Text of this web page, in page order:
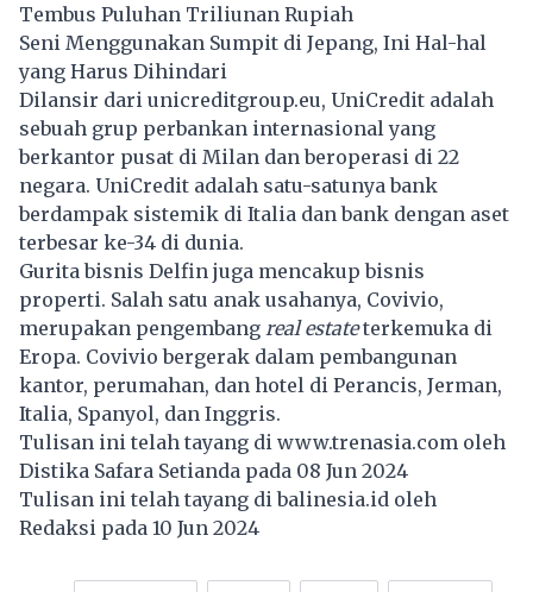
Tembus Puluhan Triliunan Rupiah
Seni Menggunakan Sumpit di Jepang, Ini Hal-hal
yang Harus Dihindari
Dilansir dari unicreditgroup.eu, UniCredit adalah
sebuah grup perbankan internasional yang
berkantor pusat di Milan dan beroperasi di 22
negara. UniCredit adalah satu-satunya bank
berdampak sistemik di Italia dan bank dengan aset
terbesar ke-34 di dunia.
Gurita bisnis Delfin juga mencakup bisnis
properti. Salah satu anak usahanya, Covivio,
merupakan pengembang real estateterkemuka di
Eropa. Covivio bergerak dalam pembangunan
kantor, perumahan, dan hotel di Perancis, Jerman,
Italia, Spanyol, dan Inggris.
Tulisan ini telah tayang di www.trenasia.com oleh
Distika Safara Setianda pada 08 Jun 2024
Tulisan ini telah tayang dibalinesia.id oleh
Redaksi pada 10 Jun 2024